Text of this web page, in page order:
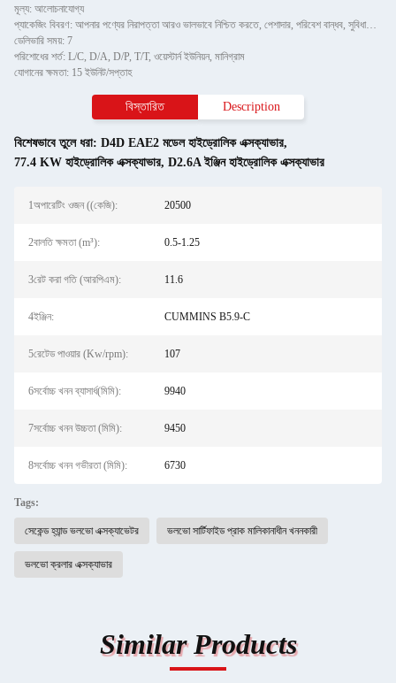
মূল্য: আলোচনাযোগ্য
প্যাকেজিং বিবরণ: আপনার পণ্যের নিরাপত্তা আরও ভালভাবে নিশ্চিত করতে, পেশাদার, পরিবেশ বান্ধব, সুবিধাজনক এবং দক্ষ প্যাকেজি
ডেলিভারি সময়: 7
পরিশোধের শর্ত: L/C, D/A, D/P, T/T, ওয়েস্টার্ন ইউনিয়ন, মানিগ্রাম
যোগানের ক্ষমতা: 15 ইউনিট/সপ্তাহ
বিস্তারিত Description
বিশেষভাবে তুলে ধরা: D4D EAE2 মডেল হাইড্রোলিক এক্সক্যাভার,
77.4 KW হাইড্রোলিক এক্সক্যাভার, D2.6A ইঞ্জিন হাইড্রোলিক এক্সক্যাভার
1অপারেটিং ওজন ((কেজি): 20500
2বালতি ক্ষমতা (m³): 0.5-1.25
3রেট করা গতি (আরপিএম): 11.6
4ইঞ্জিন: CUMMINS B5.9-C
5রেটেড পাওয়ার (Kw/rpm): 107
6সর্বোচ্চ খনন ব্যাসার্ধ(মিমি): 9940
7সর্বোচ্চ খনন উচ্চতা (মিমি): 9450
8সর্বোচ্চ খনন গভীরতা (মিমি): 6730
Tags:
সেকেন্ড হ্যান্ড ভলভো এক্সক্যাভেটর ভলভো সার্টিফাইড প্রাক মালিকানাধীন খননকারী
ভলভো ক্রলার এক্সক্যাভার
Similar Products